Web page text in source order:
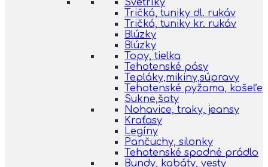
Svetríky
Tričká, tuniky dl. rukáv
Tričká, tuniky kr. rukáv
Blúzky
Blúzky
Topy, tielka
Tehotenské pásy
Tepláky,mikiny,súpravy
Tehotenské pyžama, košeľe
Sukne,šaty
Nohavice, traky, jeansy
Kraťasy
Legíny
Pančuchy, silonky
Tehotenské spodné prádlo
Bundy, kabáty, vesty